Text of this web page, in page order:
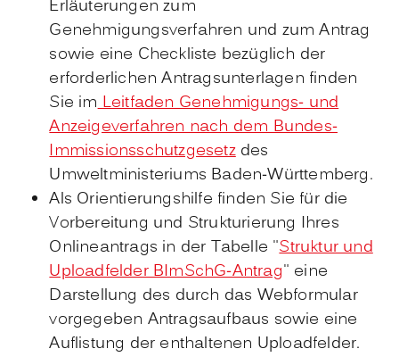
Erläuterungen zum
Genehmigungsverfahren und zum Antrag
sowie eine Checkliste bezüglich der
erforderlichen Antragsunterlagen finden
Sie imLeitfaden Genehmigungs- und
Anzeigeverfahren nach dem Bundes-
Immissionsschutzgesetz des
Umweltministeriums Baden-Württemberg.
Als Orientierungshilfe finden Sie für die
Vorbereitung und Strukturierung Ihres
Onlineantrags in der Tabelle "Struktur und
Uploadfelder BImSchG-Antrag" eine
Darstellung des durch das Webformular
vorgegeben Antragsaufbaus sowie eine
Auflistung der enthaltenen Uploadfelder.